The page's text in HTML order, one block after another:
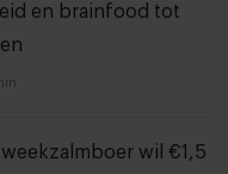
en brainfood tot
wil €1,5